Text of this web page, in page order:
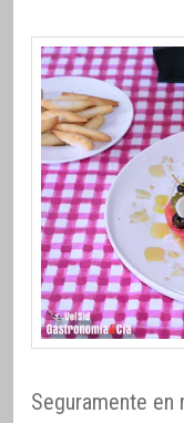
Seguramente en